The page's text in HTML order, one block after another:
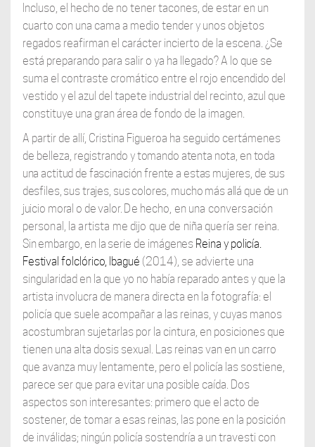
Incluso, el hecho de no tener tacones, de estar en un
cuarto con una cama a medio tender y unos objetos
regados reafirman el carácter incierto de la escena. ¿Se
está preparando para salir o ya ha llegado? A lo que se
suma el contraste cromático entre el rojo encendido del
vestido y el azul del tapete industrial del recinto, azul que
constituye una gran área de fondo de la imagen.
A partir de allí, Cristina Figueroa ha seguido certámenes
de belleza, registrando ytomando atenta nota, en toda
una actitud de fascinación frente a estas mujeres, de sus
desfiles, sus trajes, sus colores, mucho más allá que de un
juicio moral o de valor. De hecho, en una conversación
personal, la artista me dijo que de niña quería ser reina.
Sin embargo, en la serie de imágenes Reina y policía.
Festival folclórico, Ibagué (2014), se advierte una
singularidad en la que yo no había reparado antes y que la
artista involucra de manera directa en la fotografía: el
policía que suele acompañar a las reinas, y cuyas manos
acostumbran sujetarlas por la cintura, en posiciones que
tienen una alta dosis sexual. Las reinas van en un carro
que avanza muy lentamente, pero el policía las sostiene,
parece ser que para evitar una posible caída. Dos
aspectos son interesantes: primero que el acto de
sostener, de tomar a esas reinas, las pone en la posición
de inválidas; ningún policía sostendría a un travesti con